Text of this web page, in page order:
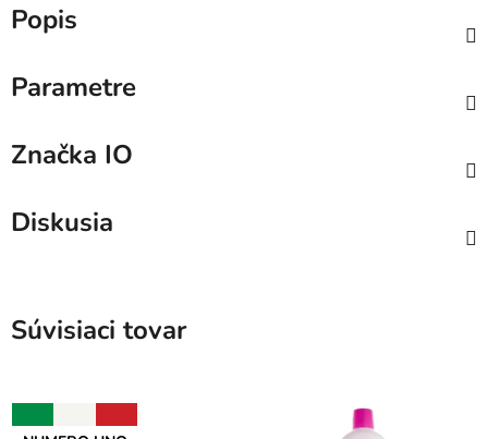
Popis
Parametre
Značka IO
Diskusia
Súvisiaci tovar
NUMERO UNO